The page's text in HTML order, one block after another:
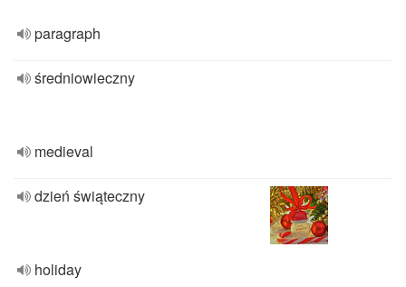
paragraph
średniowieczny
medieval
dzień świąteczny
holiday